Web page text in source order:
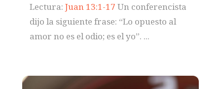
Lectura: Juan 13:1-17 Un conferencista
dijo la siguiente frase: “Lo opuesto al
amor no es el odio; es el yo”. ...